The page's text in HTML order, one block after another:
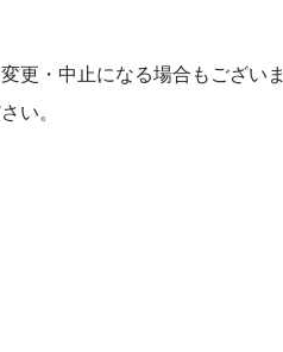
更・中止になる場合もござい
い。